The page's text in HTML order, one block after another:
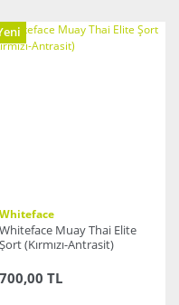
Whiteface
Whiteface Muay Thai Elite
Şort (Kırmızı-Antrasit)
700,00 TL